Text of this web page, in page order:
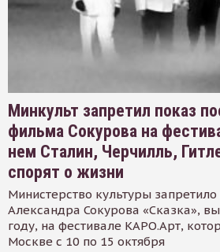
Минкульт запретил показ
фильма Сокурова на
нем Сталин, Черчилль,
спорят о жизни
Министерство культуры
Александра Сокурова «Сказка»,
году, на фестивале КАРО.Арт,
Москве с 10 по 15 октября